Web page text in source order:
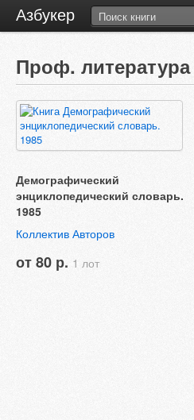
Азбукер
Проф. литература
Демографический
энциклопедический словарь.
1985
Коллектив Авторов
от 80 р. 1 лот